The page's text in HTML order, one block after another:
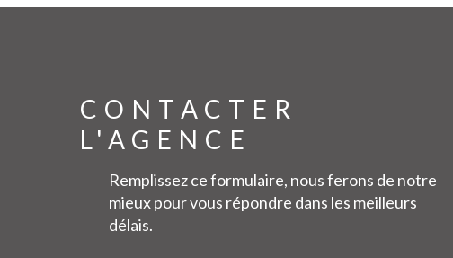
CONTACTER
L'AGENCE
Remplissez ce formulaire, nous ferons de notre
mieux pour vous répondre dans les meilleurs
délais.